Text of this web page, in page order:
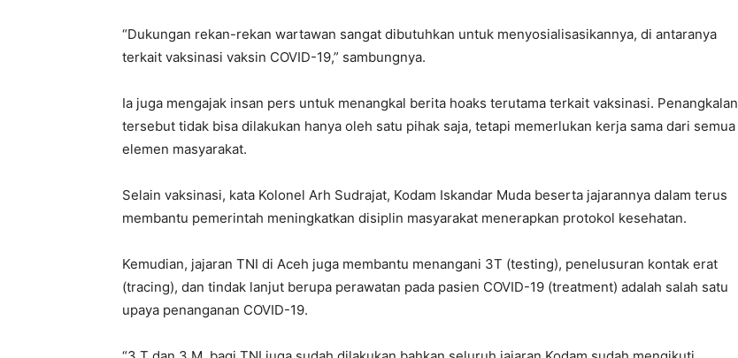
“Dukungan rekan-rekan wartawan sangat dibutuhkan untuk menyosialisasikannya, di antaranya
terkait vaksinasi vaksin COVID-19,” sambungnya.
Ia juga mengajak insan pers untuk menangkal berita hoaks terutama terkait vaksinasi. Penangkalan
tersebut tidak bisa dilakukan hanya oleh satu pihak saja, tetapi memerlukan kerja sama dari semua
elemen masyarakat.
Selain vaksinasi, kata Kolonel Arh Sudrajat, Kodam Iskandar Muda beserta jajarannya dalam terus
membantu pemerintah meningkatkan disiplin masyarakat menerapkan protokol kesehatan.
Kemudian, jajaran TNI di Aceh juga membantu menangani 3T (testing), penelusuran kontak erat
(tracing), dan tindak lanjut berupa perawatan pada pasien COVID-19 (treatment) adalah salah satu
upaya penanganan COVID-19.